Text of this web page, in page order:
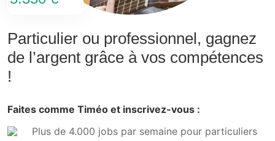
Particulier ou professionnel, gagnez
de l’argent grâce à vos compétences
!
Faites comme Timéo et inscrivez-vous :
Plus de 4.000 jobs par semaine pour particuliers